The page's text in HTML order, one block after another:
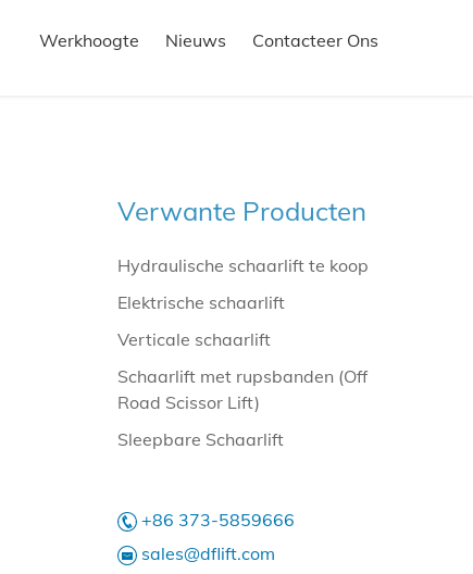
Werkhoogte Nieuws Contacteer Ons
Verwante Producten
Hydraulische schaarlift te koop
Elektrische schaarlift
Verticale schaarlift
Schaarlift met rupsbanden (Off
Road Scissor Lift)
Sleepbare Schaarlift
+86 373-5859666
sales@dflift.com